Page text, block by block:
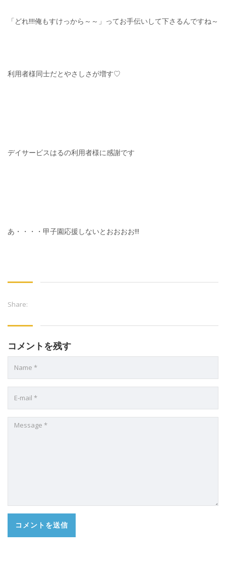
「どれ!!!!俺もすけっから～～」ってお手伝いして下さるんですね～
利用者様同士だとやさしさが増す♡
デイサービスはるの利用者様に感謝です
あ・・・・甲子園応援しないとおおおお!!!
Share:
コメントを残す